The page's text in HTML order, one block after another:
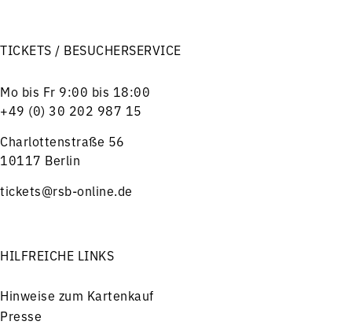
TICKETS / BESUCHERSERVICE
Mo bis Fr 9:00 bis 18:00
+49 (0) 30 202 987 15
Charlottenstraße 56
10117 Berlin
tickets@rsb-online.de
HILFREICHE LINKS
Hinweise zum Kartenkauf
Presse